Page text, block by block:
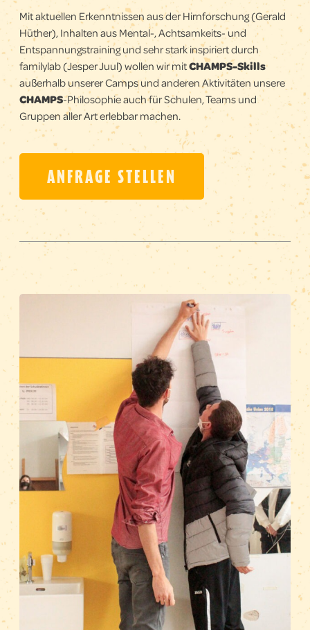
Mit aktuellen Erkenntnissen aus der Hirnforschung (Gerald
Hüther), Inhalten aus Mental-, Achtsamkeits- und
Entspannungs­training und sehr stark inspiriert durch
familylab (Jesper Juul) wollen wir mitCHAMPS-Skills
außerhalb unserer Camps und anderen Aktivitäten unsere
CHAMPS-Philosophie auch für Schulen, Teams und
Gruppen aller Art erlebbar machen.
ANFRAGE STELLEN